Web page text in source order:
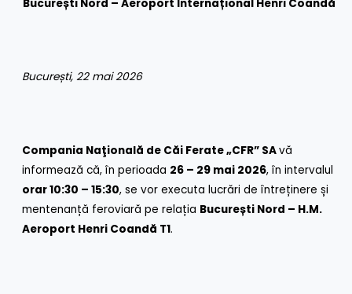
București Nord – Aeroport Internațional Henri Coandă
București, 22 mai 2026
Compania Naţională de Căi Ferate „CFR” SAvă
informează că, în perioada 26 – 29 mai 2026, în intervalul
orar 10:30 – 15:30, se vor executa lucrări de întreținere și
mentenanță feroviară pe relația București Nord – H.M.
Aeroport Henri Coandă T1.